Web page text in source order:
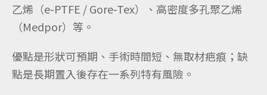
乙烯（e-PTFE / Gore-Tex）、高密度多孔聚乙烯
（Medpor）等。
優點是形狀可預期、手術時間短、無取材疤痕；缺
點是長期置入後存在一系列特有風險。